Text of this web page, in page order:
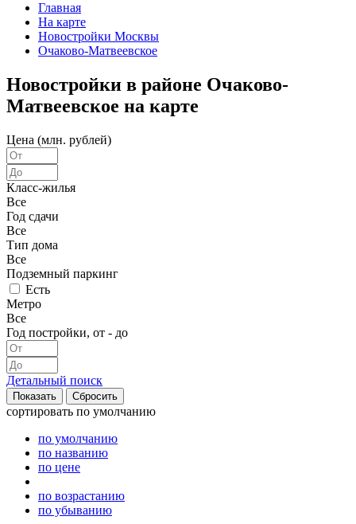
Главная
На карте
Новостройки Москвы
Очаково-Матвеевское
Новостройки в районе Очаково-
Матвеевское на карте
Цена (млн. рублей)
Класс-жилья
Все
Год сдачи
Все
Тип дома
Все
Подземный паркинг
Есть
Метро
Все
Год постройки, от - до
Детальный поиск
сортировать по умолчанию
по умолчанию
по названию
по цене
по возрастанию
по убыванию